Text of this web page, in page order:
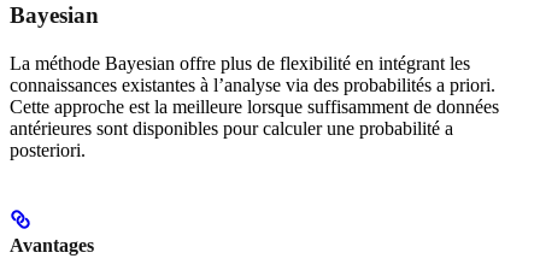
Bayesian
La méthode Bayesian offre plus de flexibilité en intégrant les
connaissances existantes à l’analyse via des probabilités a priori.
Cette approche est la meilleure lorsque suffisamment de données
antérieures sont disponibles pour calculer une probabilité a
posteriori.
Avantages